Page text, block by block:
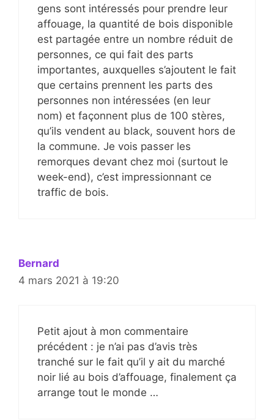
gens sont intéressés pour prendre leur
affouage, la quantité de bois disponible
est partagée entre un nombre réduit de
personnes, ce qui fait des parts
importantes, auxquelles s’ajoutent le fait
que certains prennent les parts des
personnes non intéressées (en leur
nom) et façonnent plus de 100 stères,
qu’ils vendent au black, souvent hors de
la commune. Je vois passer les
remorques devant chez moi (surtout le
week-end), c’est impressionnant ce
traffic de bois.
Bernard
4 mars 2021 à 19:20
Petit ajout à mon commentaire
précédent : je n’ai pas d’avis très
tranché sur le fait qu’il y ait du marché
noir lié au bois d’affouage, finalement ça
arrange tout le monde …